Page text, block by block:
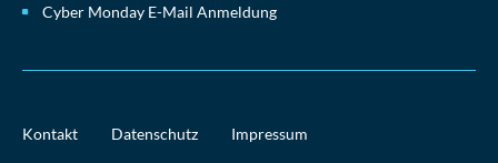
Cyber Monday E-Mail Anmeldung
Kontakt Datenschutz Impressum